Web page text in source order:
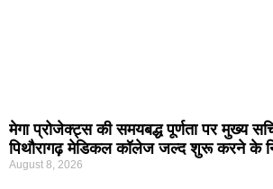
मेगा प्रोजेक्ट्स की समयबद्ध पूर्णता पर मुख्य
पिथौरागढ़ मेडिकल कॉलेज जल्द शुरू करने के
August 8, 2026